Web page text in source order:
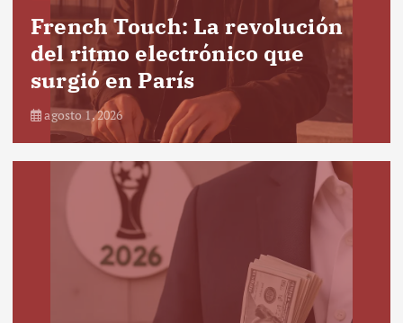
French Touch: La revolución
del ritmo electrónico que
surgió en París
agosto 1, 2026